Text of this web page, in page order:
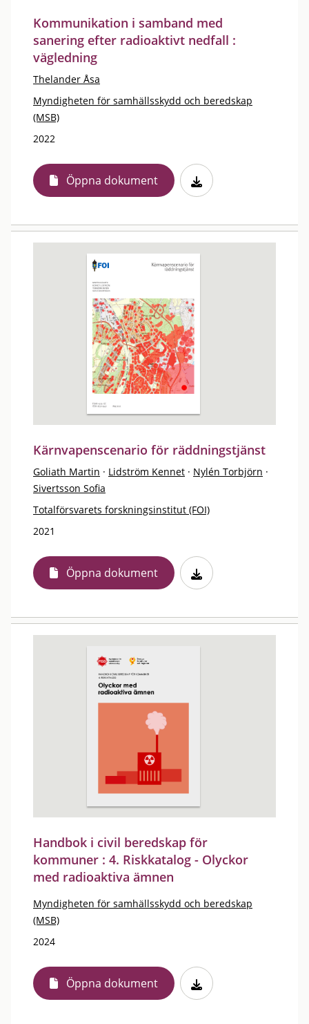
Kommunikation i samband med
sanering efter radioaktivt nedfall :
vägledning
Thelander Åsa
Myndigheten för samhällsskydd och beredskap
(MSB)
2022
Öppna dokument
Kärnvapenscenario för räddningstjänst
Goliath Martin · Lidström Kennet · Nylén Torbjörn ·
Sivertsson Sofia
Totalförsvarets forskningsinstitut (FOI)
2021
Öppna dokument
Handbok i civil beredskap för
kommuner : 4. Riskkatalog - Olyckor
med radioaktiva ämnen
Myndigheten för samhällsskydd och beredskap
(MSB)
2024
Öppna dokument